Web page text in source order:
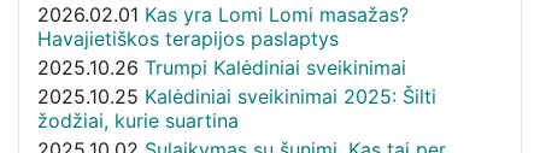
2026.02.01 Kas yra Lomi Lomi masažas?
Havajietiškos terapijos paslaptys
2025.10.26 Trumpi Kalėdiniai sveikinimai
2025.10.25 Kalėdiniai sveikinimai 2025: Šilti
žodžiai, kurie suartina